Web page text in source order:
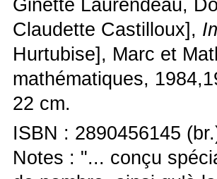
Ginette Laurendeau,
Claudette Castilloux],
Hurtubise], Marc et
mathématiques,
22 cm.
ISBN : 2890456145
Notes : "... conçu